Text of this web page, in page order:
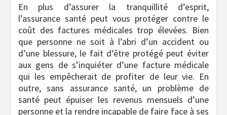
En plus d’assurer la tranquillité d’esprit,
l’assurance santé peut vous protéger contre le
coût des factures médicales trop élevées. Bien
que personne ne soit à l’abri d’un accident ou
d’une blessure, le fait d’être protégé peut éviter
aux gens de s’inquiéter d’une facture médicale
qui les empêcherait de profiter de leur vie. En
outre, sans assurance santé, un problème de
santé peut épuiser les revenus mensuels d’une
personne et la rendre incapable de faire face à ses